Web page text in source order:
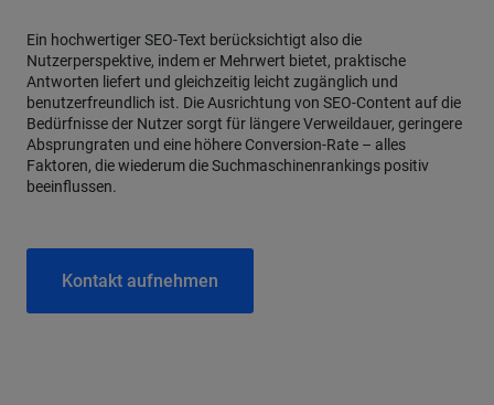
Ein hochwertiger SEO-Text berücksichtigt also die
Nutzerperspektive, indem er Mehrwert bietet, praktische
Antworten liefert und gleichzeitig leicht zugänglich und
benutzerfreundlich ist. Die Ausrichtung von SEO-Content auf die
Bedürfnisse der Nutzer sorgt für längere Verweildauer, geringere
Absprungraten und eine höhere Conversion-Rate – alles
Faktoren, die wiederum die Suchmaschinenrankings positiv
beeinflussen.
Kontakt aufnehmen